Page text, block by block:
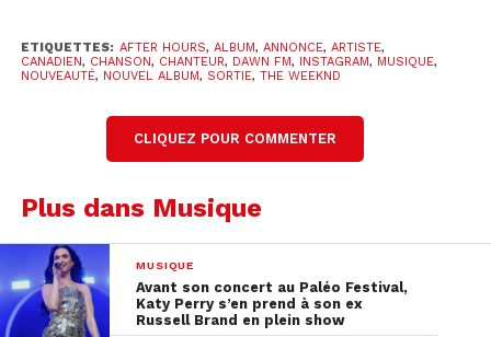
ETIQUETTES: AFTER HOURS, ALBUM, ANNONCE, ARTISTE,
CANADIEN, CHANSON, CHANTEUR, DAWN FM, INSTAGRAM, MUSIQUE,
NOUVEAUTÉ, NOUVEL ALBUM, SORTIE, THE WEEKND
CLIQUEZ POUR COMMENTER
Plus dans Musique
MUSIQUE
Avant son concert au Paléo Festival,
Katy Perry s’en prend à son ex
Russell Brand en plein show